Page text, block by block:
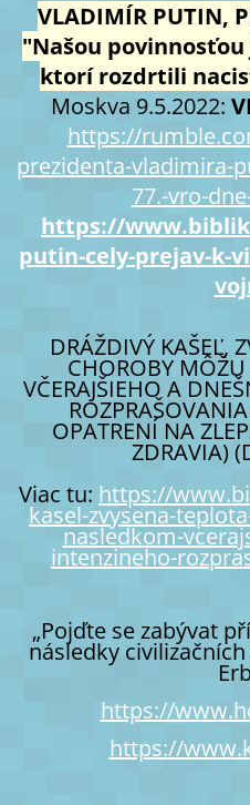
VLADIMÍR PUTIN,
"Našou
ktorí rozdrtili
Moskva 9.5.2022:
https://
prezidenta-vladimira-
77.-vro-
https://
putin-cely-prejav-k-
DRÁŽDIVÝ KAŠEĽ,
CHOROBY
VČERAJŠIEHO A
OPATRENÍ NA
ZDRAVIA)
Viac tu: https://
kasel-zvysena-
nasledkom-
intenzineho-
„Pojďte se zabývat
následky
https://
https://